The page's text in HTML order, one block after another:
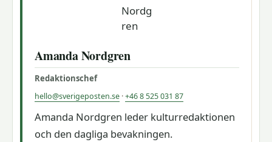
Amanda Nordgren
Redaktionschef
hello@sverigeposten.se ·+46 8 525 031 87
Amanda Nordgren leder kulturredaktionen
och den dagliga bevakningen.